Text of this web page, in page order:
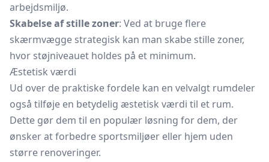
arbejdsmiljø.
Skabelse af stille zoner: Ved at bruge flere
skærmvægge strategisk kan man skabe stille zoner,
hvor støjniveauet holdes på et minimum.
Æstetisk værdi
Ud over de praktiske fordele kan en velvalgt rumdeler
også tilføje en betydelig æstetisk værdi til et rum.
Dette gør dem til en populær løsning for dem, der
ønsker at forbedre sportsmiljøer eller hjem uden
større renoveringer.